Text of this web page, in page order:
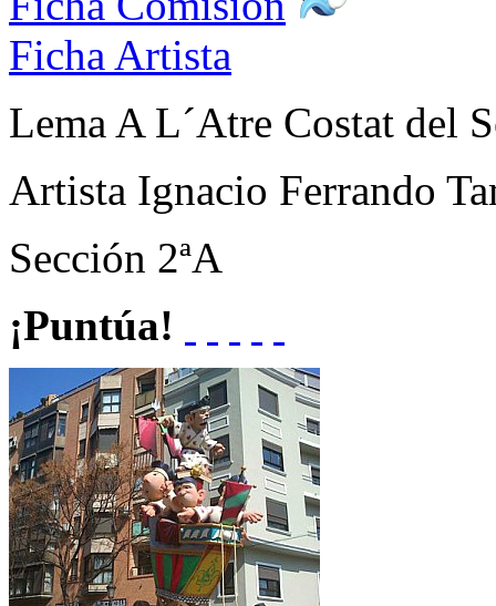
Ficha Artista
Lema A L´Atre Costat del
Artista Ignacio Ferrando
Sección 2ªA
¡Puntúa!